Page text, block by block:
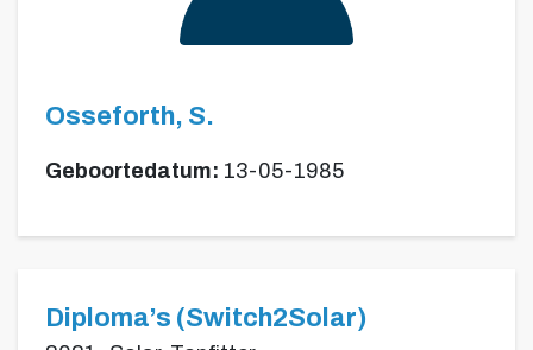
Osseforth, S.
Geboortedatum: 13-05-1985
Diploma’s (Switch2Solar)